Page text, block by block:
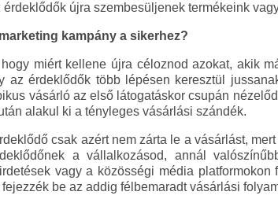
újra szembesüljenek termékeink
kampány a sikerhez?
miért kellene újra céloznod azokat, akik
az érdeklődők több lépésen keresztül
vásárló az első látogatáskor csupán
alakul ki a tényleges vásárlási szándék.
csak azért nem zárta le a vásárlást,
a vállalkozásod, annál
vagy a közösségi média
be az addig félbemaradt vásárlási